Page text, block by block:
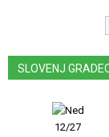
SLOVENJ
12/27